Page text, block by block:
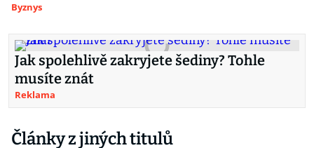
Byznys
Jak spolehlivě zakryjete šediny? Tohle
musíte znát
Reklama
Články z jiných titulů